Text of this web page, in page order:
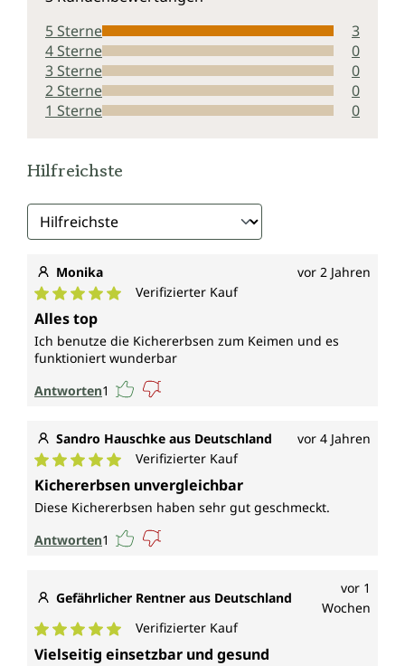
5 Sterne
3
4 Sterne
0
3 Sterne
0
2 Sterne
0
1 Sterne
0
Hilfreichste
Monika vor 2 Jahren
Durchschnittliche Bewertung von 5 von 5 Sternen
Verifizierter Kauf
Alles top
Ich benutze die Kichererbsen zum Keimen und es
funktioniert wunderbar
Antworten1
Sandro Hauschke aus Deutschland vor 4 Jahren
Durchschnittliche Bewertung von 5 von 5 Sternen
Verifizierter Kauf
Kichererbsen unvergleichbar
Diese Kichererbsen haben sehr gut geschmeckt.
Antworten1
Gefährlicher Rentner aus Deutschland
vor 1
Wochen
Durchschnittliche Bewertung von 5 von 5 Sternen
Verifizierter Kauf
Vielseitig einsetzbar und gesund